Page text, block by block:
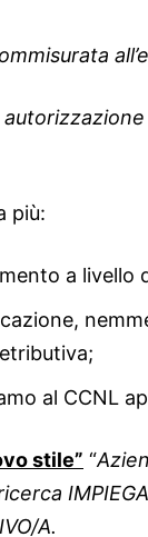
più:
a livello
al CCNL
stile” “
A.